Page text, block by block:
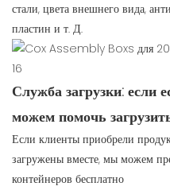
стали, цвета внешнего вида,
пластин и т. Д.
Служба загрузки: если
можем помочь
Если клиенты приобрели
загружены вместе, мы можем
контейнеров бесплатно